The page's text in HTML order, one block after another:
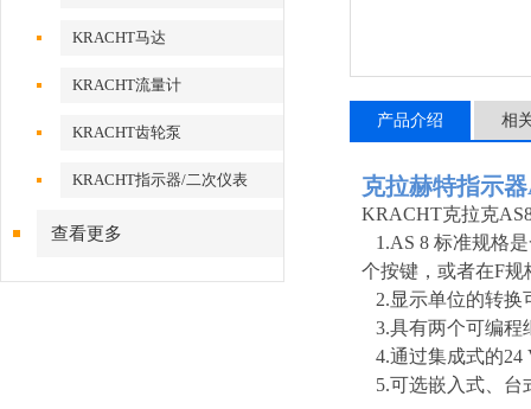
KRACHT马达
KRACHT流量计
KRACHT齿轮泵
KRACHT指示器/二次仪表
查看更多
产品介绍 相
克拉赫特指示
KRACHT克拉克
1.AS 8 标准规格
个按键，或者在F
2.显示单位的转换
3.具有两个可编程
4.通过集成式的24
5.可选嵌入式、台